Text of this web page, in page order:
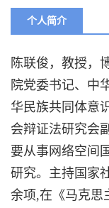
个人简介
陈联俊，教授，
院党委书记、中
华民族共同体意
会辩证法研究会
要从事网络空间
研究。主持国家
余项,在《马克思